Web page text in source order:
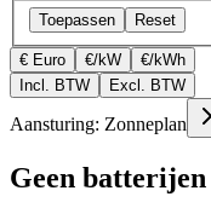
Toepassen Reset
€ Euro €/kW
€/kWh
Incl. BTW
Excl. BTW
Aansturing: Zonneplan
Geen batterijen